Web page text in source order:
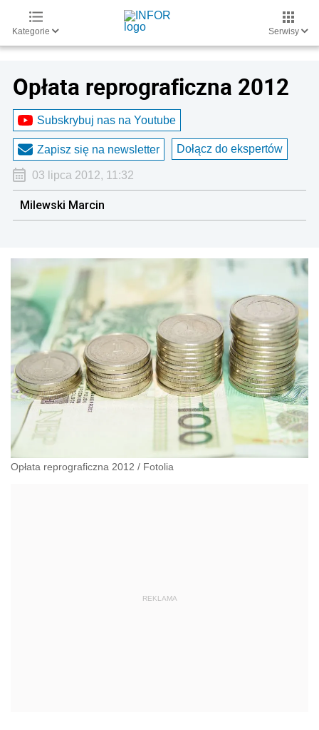
Kategorie Serwisy
Opłata reprograficzna 2012
Subskrybuj nas na Youtube
Zapisz się na newsletter Dołącz do ekspertów
03 lipca 2012, 11:32
Milewski Marcin
Opłata reprograficzna 2012 / Fotolia